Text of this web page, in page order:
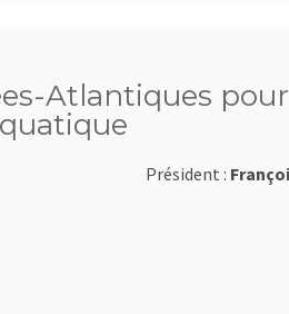
Atlantiques
Président :